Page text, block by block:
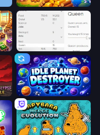
Evolutionary Tribe
Money Factory: Tycoon Idle Game Idle Ants
Rotcalypse: Idle Incremental Idle Planet Destroyer